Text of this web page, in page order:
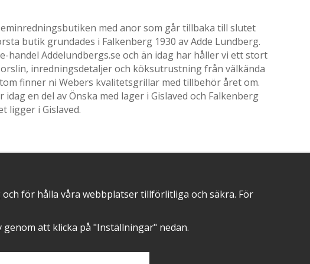
med anor som går tillbaka till slutet
butik grundades i Falkenberg 1930 av Adde Lundberg.
handel Addelundbergs.se och än idag har håller vi ett stort
inredningsdetaljer och köksutrustning från välkända
finner ni Webers kvalitetsgrillar med tillbehör året om.
idag en del av Önska med lager i Gislaved och Falkenberg
ligger i Gislaved.
för hålla våra webbplatser tillförlitliga och säkra. För
att klicka på "Inställningar" nedan.